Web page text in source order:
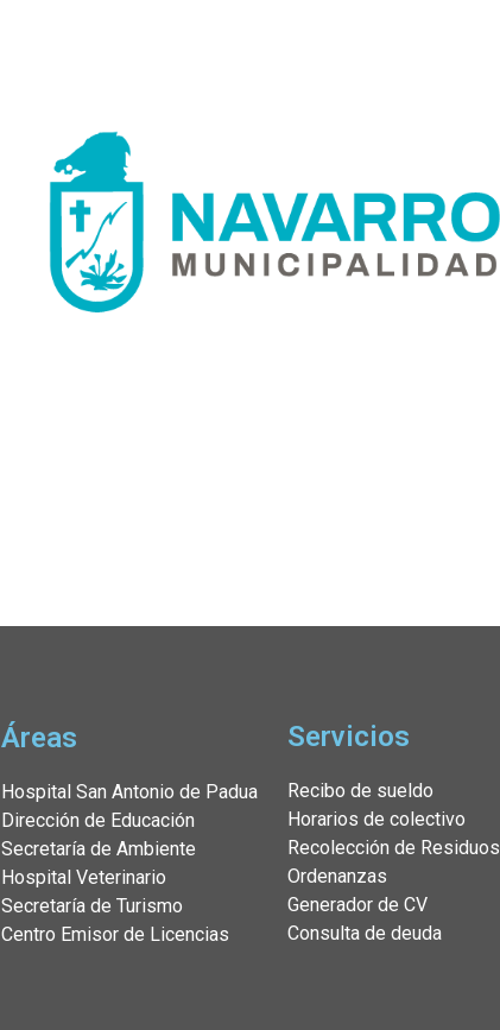
Áreas
Hospital San Antonio de Padua
Dirección de Educación
Secretaría de Ambiente
Hospital Veterinario
Secretaría de Turismo
Centro Emisor de Licencias
Servicios
Recibo de sueldo
Horarios de colectivo
Recolección de Residuos
Ordenanzas
Generador de CV
Consulta de deuda